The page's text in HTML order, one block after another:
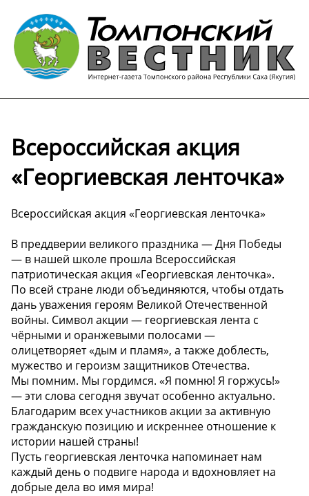
Всероссийская акция
«Георгиевская ленточка»
Всероссийская акция «Георгиевская ленточка»
В преддверии великого праздника — Дня Победы
— в нашей школе прошла Всероссийская
патриотическая акция «Георгиевская ленточка».
По всей стране люди объединяются, чтобы отдать
дань уважения героям Великой Отечественной
войны. Символ акции — георгиевская лента с
чёрными и оранжевыми полосами —
олицетворяет «дым и пламя», а также доблесть,
мужество и героизм защитников Отечества.
Мы помним. Мы гордимся. «Я помню! Я горжусь!»
— эти слова сегодня звучат особенно актуально.
Благодарим всех участников акции за активную
гражданскую позицию и искреннее отношение к
истории нашей страны!
Пусть георгиевская ленточка напоминает нам
каждый день о подвиге народа и вдохновляет на
добрые дела во имя мира!